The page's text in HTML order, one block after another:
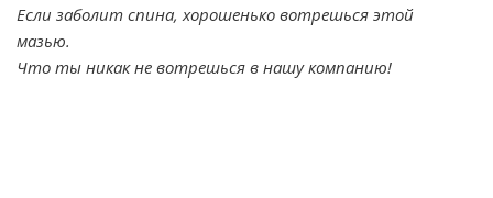
Если заболит спина, хорошенько вотрешься этой
мазью.
Что ты никак не вотрешься в нашу компанию!